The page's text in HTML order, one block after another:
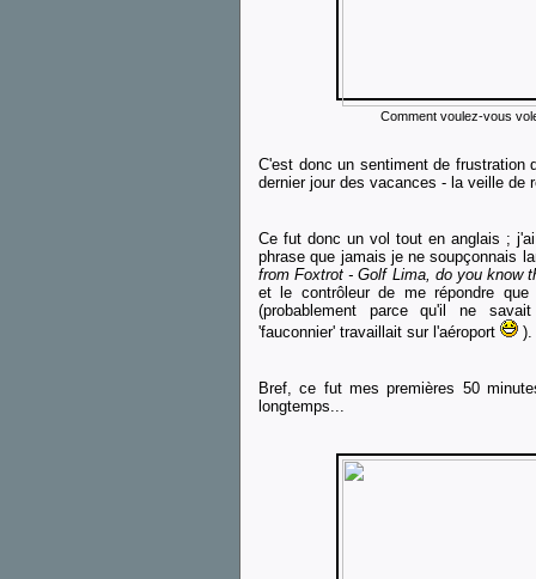
Comment voulez-vous
C'est donc un sentiment de frustration
dernier jour des vacances - la veille de
Ce fut donc un vol tout en anglais ;
phrase que jamais je ne soupçonnais
from Foxtrot - Golf Lima, do you know
et le contrôleur de me répondre
(probablement parce qu'il ne
'fauconnier' travaillait sur l'aéroport
).
Bref, ce fut mes premières 50
longtemps...